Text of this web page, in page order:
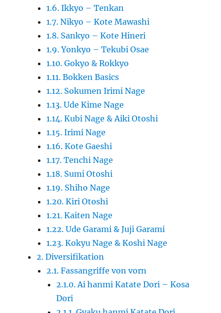
1.6. Ikkyo – Tenkan
1.7. Nikyo – Kote Mawashi
1.8. Sankyo – Kote Hineri
1.9. Yonkyo – Tekubi Osae
1.10. Gokyo & Rokkyo
1.11. Bokken Basics
1.12. Sokumen Irimi Nage
1.13. Ude Kime Nage
1.14. Kubi Nage & Aiki Otoshi
1.15. Irimi Nage
1.16. Kote Gaeshi
1.17. Tenchi Nage
1.18. Sumi Otoshi
1.19. Shiho Nage
1.20. Kiri Otoshi
1.21. Kaiten Nage
1.22. Ude Garami & Juji Garami
1.23. Kokyu Nage & Koshi Nage
2. Diversifikation
2.1. Fassangriffe von vorn
2.1.0. Ai hanmi Katate Dori – Kosa
Dori